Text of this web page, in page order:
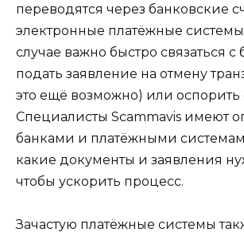
переводятся через банковские
электронные платёжные
случае важно быстро связаться с
подать заявление на отмену
это ещё возможно) или оспорить
Специалисты Scammavis имеют
банками и платёжными
какие документы и заявления
чтобы ускорить процесс.
Зачастую платёжные системы